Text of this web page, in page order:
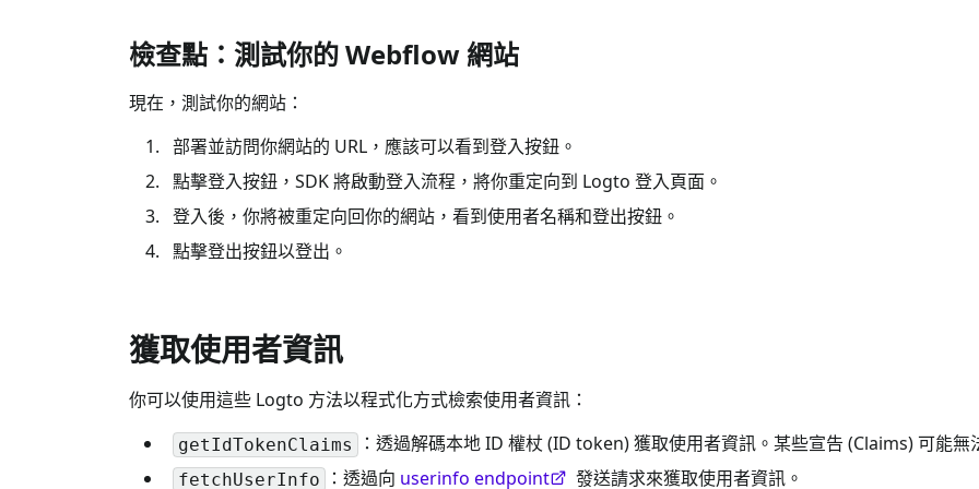
檢查點：測試你的 Webflow 網站
現在，測試你的網站：
部署並訪問你網站的 URL，應該可以看到登入按鈕。
點擊登入按鈕，SDK 將啟動登入流程，將你重定向到 Logto 登入頁面。
登入後，你將被重定向回你的網站，看到使用者名稱和登出按鈕。
點擊登出按鈕以登出。
獲取使用者資訊
你可以使用這些 Logto 方法以程式化方式檢索使用者資訊：
getIdTokenClaims ：透過解碼本地 ID 權杖 (ID token) 獲取使用者資訊。某些宣告 (Claims) 可能無
fetchUserInfo ：透過向 userinfo endpoint 發送請求來獲取使用者資訊。